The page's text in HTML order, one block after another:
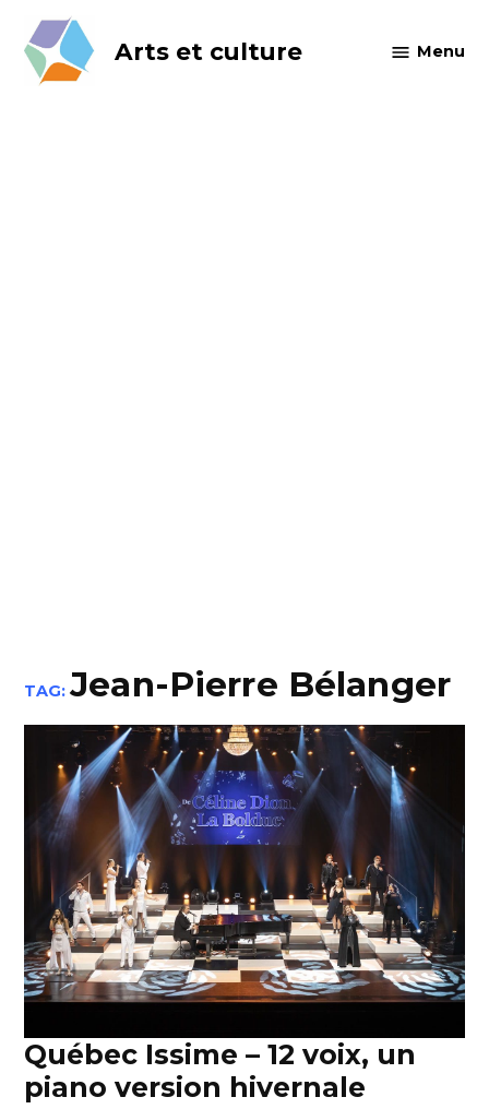
content
Arts et culture Menu
TAG:Jean-Pierre Bélanger
Québec Issime – 12 voix, un
piano version hivernale